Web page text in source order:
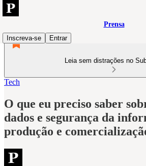
Prensa
Inscreva-se
Entrar
Leia sem distrações no
Tech
O que eu preciso saber
dados e segurança da
produção e